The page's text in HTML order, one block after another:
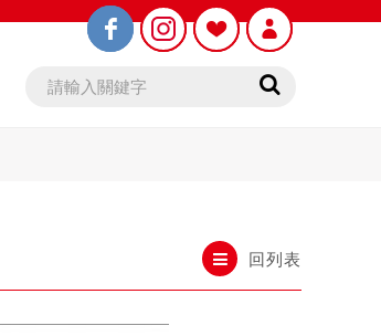
木頭鉛筆
回列表